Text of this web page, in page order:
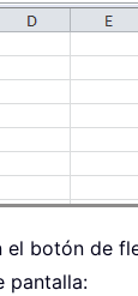
botón de
pantalla: